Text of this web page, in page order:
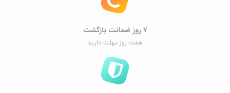
۷ روز ضمانت بازگشت
هفت روز مهلت دارید